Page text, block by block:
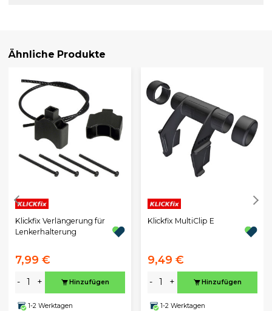
Ähnliche Produkte
Klickfix Verlängerung für
Lenkerhalterung
7,99 €
- + Hinzufügen
1-2 Werktagen
Klickfix MultiClip E
9,49 €
- + Hinzufügen
1-2 Werktagen